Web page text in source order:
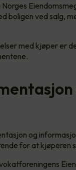
boligen ved salg,
med kjøper er
og
for at kjøperen